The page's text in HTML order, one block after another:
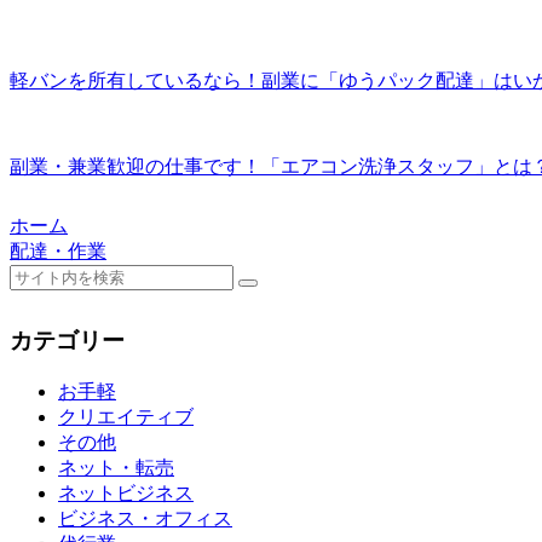
軽バンを所有しているなら！副業に「ゆうパック配達」はい
副業・兼業歓迎の仕事です！「エアコン洗浄スタッフ」とは
ホーム
配達・作業
カテゴリー
お手軽
クリエイティブ
その他
ネット・転売
ネットビジネス
ビジネス・オフィス